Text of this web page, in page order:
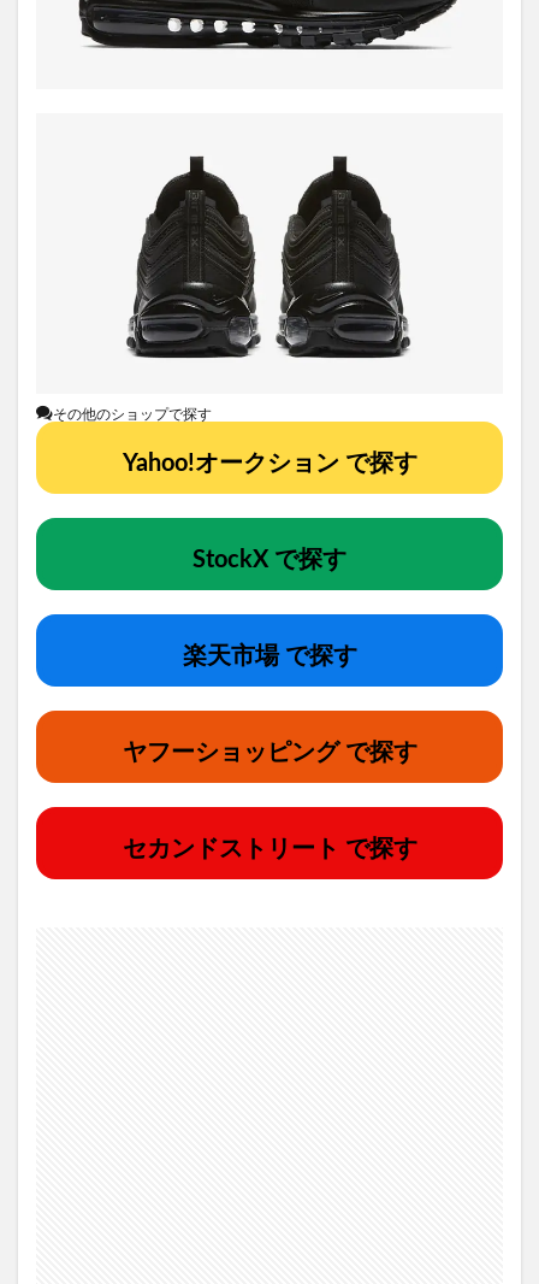
その他のショップで探す
Yahoo!オークション で探す
StockX で探す
楽天市場 で探す
ヤフーショッピング で探す
セカンドストリート で探す